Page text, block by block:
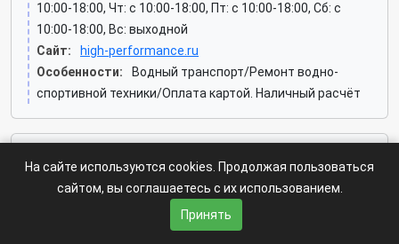
10:00-18:00, Чт: c 10:00-18:00, Пт: c 10:00-18:00, Сб: c
10:00-18:00, Вс: выходной
Сайт:
high-performance.ru
Особенности:
Водный транспорт/Ремонт водно-
спортивной техники/Оплата картой. Наличный расчёт
Yacht service
Кудрявцева, 16 ст1
+7 (495) 729-78-45, +7 (495) 729-78-31, +7-
На сайте используются cookies. Продолжая пользоваться
сайтом, вы соглашаетесь с их использованием.
Принять